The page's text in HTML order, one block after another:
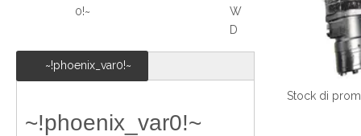
0!~
W
D
~!phoenix_var0!~
~!phoenix_var0!~